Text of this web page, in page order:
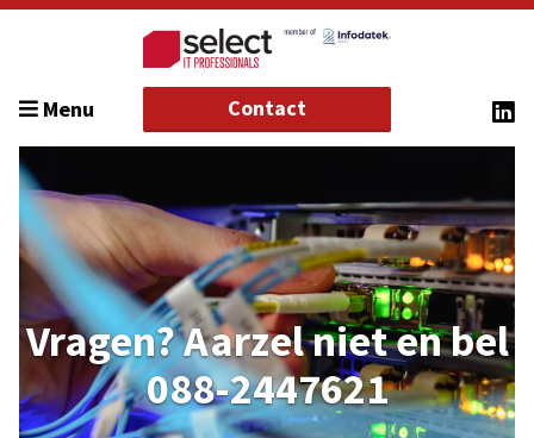
Menu Contact
Vragen? Aarzel niet en bel
088-2447621